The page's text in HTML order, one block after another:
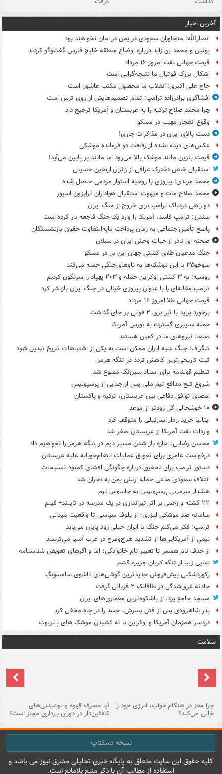
آخرین اخبار
انصارالله: متجاوزان سعودی در یمن در امان نخواهند بود
پوتین و محمد بن زاید درباره اوضاع منطقه خلیج فارس گفت‌وگو کردند
قیمت جهانی نفت امروز ۱۶ مرداد
اشکال بزرگ فوتبال ما نتیجه‌گرایی است
حاج علی اکبری: انقلاب ما محصول مکتب عاشورا است
افشاگری برادرزاده ترامپ: تمام تصمیم‌هایش از روی ترس است
چرا محمد صلاح ترکیه را به عربستان و آمریکا ترجیح داد
وقوع انفجار مهیب در مسکو
دست بالای ایران در مذاکرات جاری!
عکس‌های دیده نشده از رفاقت دو فرمانده‌ موشکی
قیمت بنزین مانند موشک بالا می‌رود اما مانند پر پایین می‌آید!
استقبال خاص دخترک عراقی از زائران اربعین حسینی
محمد مرندی: پیروزی با روحیه استوار مردمی حاصل شده
محمد صلاح مات و مبهوت استقبال هواداران ترابزون اسپور
دو راهی دردناک ترامپ برای خروج از جنگ ایران
سندرز: ترامپ فاسد، آمریکا را وارد یک جنگ فاجعه بار کرده است
پاسخ تأمین‌اجتماعی به زمان پرداخت مابه‌التفاوت حقوق بازنشستگان
صحنه ای نادر از حیات وحش ایران در سبلان
جنگ مدعیان طلای کشتی جهان این بار در مسکو
سوخو۳۵ با این موشک‌ها به ناوهای‌جنگی حمله می‌کند
روسیه: به ۳ کشتی اوکراین حمله و ۲۰۳ پهپاد را سرنگون کردیم
ترامپ مقاله‌ای را با عنوان پیروزی خیالی در جنگ ایران بازنشر کرد
قیمت جهانی طلا امروز ۱۶ مرداد
برخورد پراید با تیر برق ۲ فوتی بر جای گذاشت
حمله سایبری گسترده به بورس آمریکا
صنعا: نیروهای ما در کمین‌ هستند
تلگراف: جنگ علیه ایران ممکن است به یکی از اشتباهات تاریخ تبدیل شود
ثبت تاریخی‌ترین کاهش تردد در تنگه هرمز
تنظیم قولنامه برای اسناد سبزرنگ ممنوع شد
شروع تلخ مدافع تیم ملی پس از جدایی از پرسپولیس
امضای توافق دفاعی بین عربستان، ترکیه و پاکستان
۱۰ خوشحالی گل زودتر از موعد
ایتالیا خرید رادار اسرائیلی را متوقف کرد
واردات نفت آمریکا از عربستان صفر شد
محسن رضایی: اجازه باز شدن مسیر دوم در تنگه هرمز را نخواهیم داد
درخواست عامری برای تعویق عملیات انتقام‌جویانه علیه عربستان
دستور ترامپ برای تحقیق درباره چگونگی افشای کمبود تسلیحات
ائتلاف سعودی مدعی حمله ارتش یمن به نجران شد
هشدار سرمربی پرسپولیس به جاسوس تیم
۲۲ کشته و زخمی بر اثر تیراندازی در یک مدرسه در تایلند+ فیلم
سامانه ضد موشکی لیزری؛ از بلوف سیاسی تا واقعیت میدانی
ترامپ: فکر می‌کنم جنگ با ایران خیلی زود پایان می‌یابد
نیمی از آمریکایی‌ها از تشدید هرج‌ومرج در غرب آسیا می‌ترسند
از حذف نام همسر تا تغییر نام خانوادگی؛ اما و اگرهای تعویض شناسنامه
نمایی زیبا از تنگه کریان جزیره قشم
رکوردشکنی پیش‌فروش جدیدترین گوشی‌های تاشوی سامسونگ
حادثه غرق‌شدگی در طاقانک ۲ قربانی گرفت
مسجد جامع یزد، از باشکوه‌ترین معماری‌های ایران
پدر شاهرودی پس از قتل پسرش، جسد را در چاه مخفی کرد
دردسر همزمان آمریکا و اوکراین با ته کشیدن موشک های پاتریوت
سلامت
چرا مغز در هنگام خواب، انرژی خود را
خالی می‌کند؟
آیا مصرف قهوه و نوشیدنی‌های
کافئین‌دار در دوران بارداری مجاز است؟
نسخه دسکتاپ
کليه حقوق اين سايت متعلق به پایگاه خبري-تحليلي مشرق نيوز می باشد و
استفاده از مطالب آن با ذکر منبع بلامانع است.